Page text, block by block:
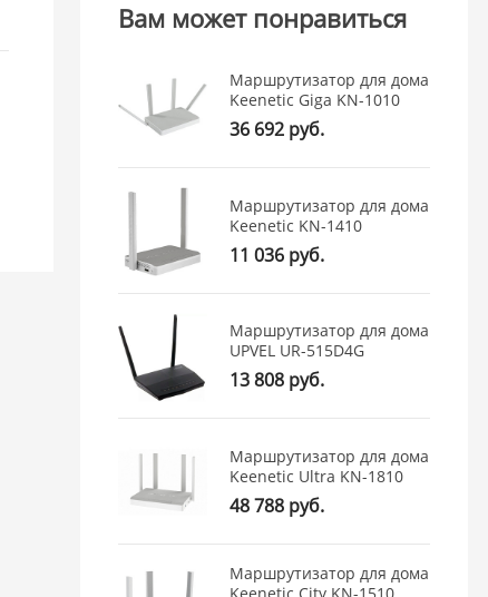
Вам может понравиться
Маршрутизатор для дома
Keenetic Giga KN-1010
36 692 руб.
Маршрутизатор для дома
Keenetic KN-1410
11 036 руб.
Маршрутизатор для дома
UPVEL UR-515D4G
13 808 руб.
Маршрутизатор для дома
Keenetic Ultra KN-1810
48 788 руб.
Маршрутизатор для дома